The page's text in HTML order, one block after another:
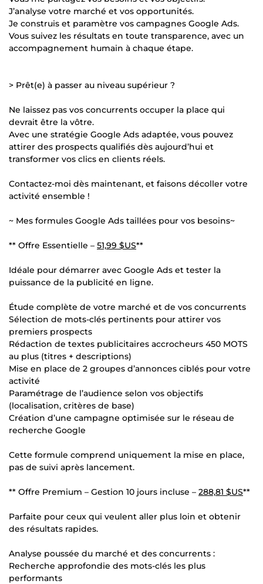
J’analyse votre marché et vos opportunités.
Je construis et paramètre vos campagnes Google Ads.
Vous suivez les résultats en toute transparence, avec un
accompagnement humain à chaque étape.
> Prêt(e) à passer au niveau supérieur ?
Ne laissez pas vos concurrents occuper la place qui
devrait être la vôtre.
Avec une stratégie Google Ads adaptée, vous pouvez
attirer des prospects qualifiés dès aujourd’hui et
transformer vos clics en clients réels.
Contactez-moi dès maintenant, et faisons décoller votre
activité ensemble !
~ Mes formules Google Ads taillées pour vos besoins~
** Offre Essentielle – 51,99 $US**
Idéale pour démarrer avec Google Ads et tester la
puissance de la publicité en ligne.
Étude complète de votre marché et de vos concurrents
Sélection de mots-clés pertinents pour attirer vos
premiers prospects
Rédaction de textes publicitaires accrocheurs 450 MOTS
au plus (titres + descriptions)
Mise en place de 2 groupes d’annonces ciblés pour votre
activité
Paramétrage de l’audience selon vos objectifs
(localisation, critères de base)
Création d’une campagne optimisée sur le réseau de
recherche Google
Cette formule comprend uniquement la mise en place,
pas de suivi après lancement.
** Offre Premium – Gestion 10 jours incluse – 288,81 $US**
Parfaite pour ceux qui veulent aller plus loin et obtenir
des résultats rapides.
Analyse poussée du marché et des concurrents :
Recherche approfondie des mots-clés les plus
performants